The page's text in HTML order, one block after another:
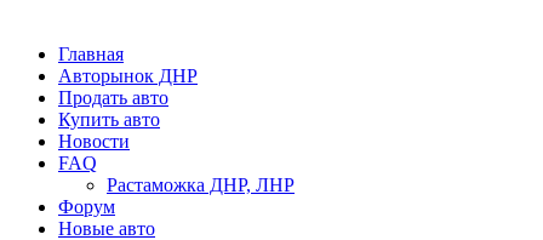
Главная
Авторынок ДНР
Продать авто
Купить авто
Новости
FAQ
Растаможка ДНР, ЛНР
Форум
Новые авто